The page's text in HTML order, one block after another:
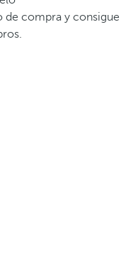
de compra y consigue